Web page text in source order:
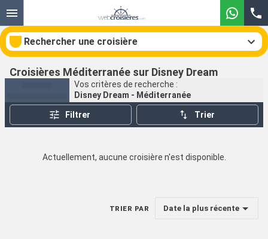
Rechercher une croisière
Nos destinations
Ports Compagnies
Croisières Méditerranée sur Disney Dream
Vos critères de recherche :
Disney Dream - Méditerranée
Filtrer Trier
Actuellement, aucune croisière n'est disponible.
TRIER PAR Date la plus récente